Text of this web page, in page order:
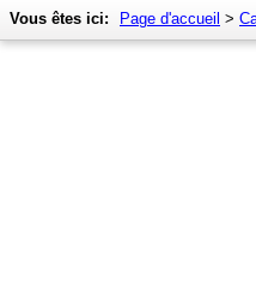
Vous êtes ici: Page d'accueil >